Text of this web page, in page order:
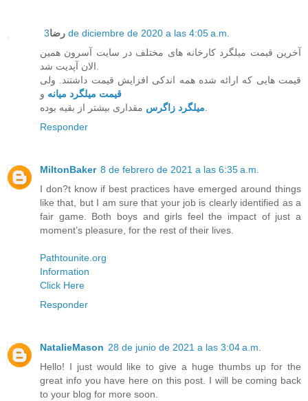
رضا 3 de diciembre de 2020 a las 4:05 a.m.
آخرین قیمت میلگرد کارخانه های مختلف در سایت آسرون همین
الان آپدیت شد.
قیمت هایی که ارائه شده همه اندکی افزایش قیمت داشتند. ولی
قیمت میلگرد میانه و
میلگرد زاگرسمقداری بیشتر از بقیه بوده.
Responder
MiltonBaker 8 de febrero de 2021 a las 6:35 a.m.
I don?t know if best practices have emerged around things
like that, but I am sure that your job is clearly identified as a
fair game. Both boys and girls feel the impact of just a
moment’s pleasure, for the rest of their lives.
Pathtounite.org
Information
Click Here
Responder
NatalieMason 28 de junio de 2021 a las 3:04 a.m.
Hello! I just would like to give a huge thumbs up for the
great info you have here on this post. I will be coming back
to your blog for more soon.